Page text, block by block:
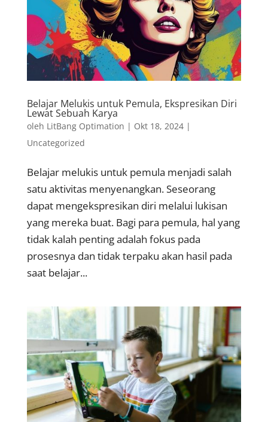
Belajar Melukis untuk Pemula, Ekspresikan Diri
Lewat Sebuah Karya
oleh LitBang Optimation | Okt 18, 2024|
Uncategorized
Belajar melukis untuk pemula menjadi salah
satu aktivitas menyenangkan. Seseorang
dapat mengekspresikan diri melalui lukisan
yang mereka buat. Bagi para pemula, hal yang
tidak kalah penting adalah fokus pada
prosesnya dan tidak terpaku akan hasil pada
saat belajar...